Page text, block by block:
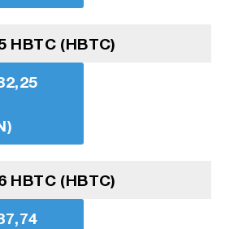
HBTC (HBTC)
HBTC (HBTC)